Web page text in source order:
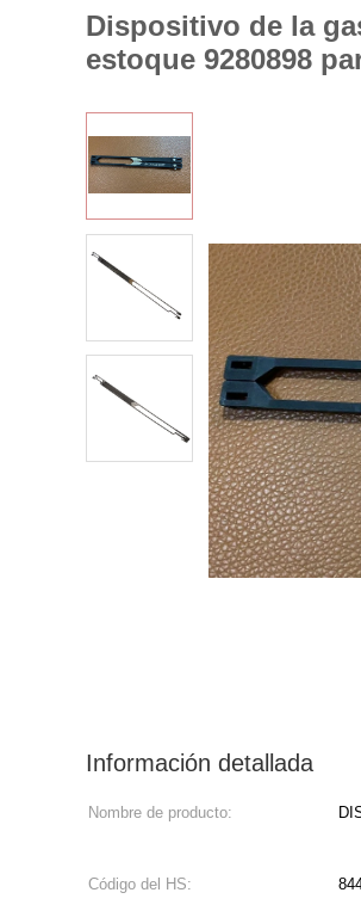
Dispositivo de la
estoque 9280898
Información detallada
Nombre de producto:
Código del HS: